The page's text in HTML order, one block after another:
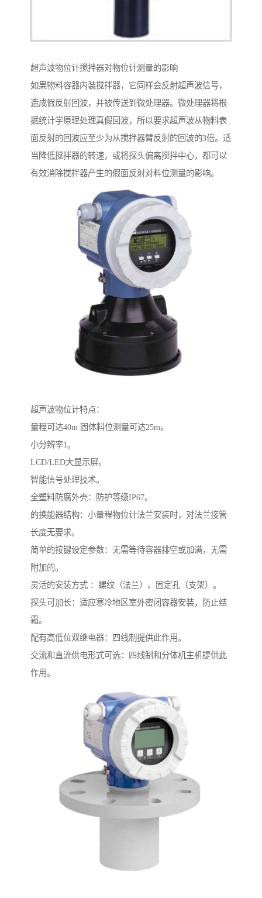
超声波物位计搅拌器对物位计测量的影响
如果物料容器内装搅拌器，它同样会反射超声波信号，
造成假反射回波，并被传送到微处理器。微处理器将根
据统计学原理处理真假回波，所以要求超声波从物料表
面反射的回波应至少为从搅拌器臂反射的回波的3倍。适
当降低搅拌器的转速，或将探头偏离搅拌中心，都可以
有效消除搅拌器产生的假面反射对料位测量的影响。
超声波物位计特点：
量程可达40m 固体料位测量可达25m。
小分辨率1。
LCD/LED大显示屏。
智能信号处理技术。
全塑料防腐外壳：防护等级IP67。
的换能器结构：小量程物位计法兰安装时，对法兰接管
长度无要求。
简单的按键设定参数：无需等待容器排空或加满，无需
附加的。
灵活的安装方式 ：螺纹（法兰）、固定孔（支架）。
探头可加长：适应寒冷地区室外密闭容器安装，防止结
霜。
配有高低位双继电器：四线制提供此作用。
交流和直流供电形式可选：四线制和分体机主机提供此
作用。